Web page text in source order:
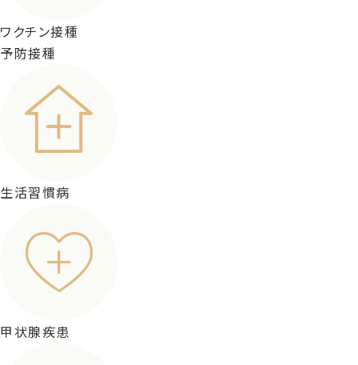
ワクチン接種
予防接種
生活習慣病
甲状腺疾患